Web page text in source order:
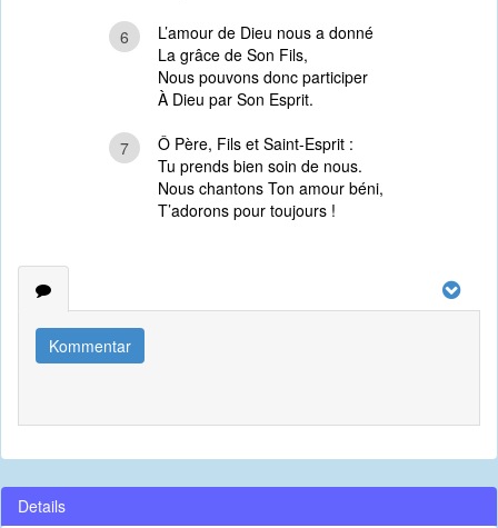
6
L’amour de Dieu nous a donné
La grâce de Son Fils,
Nous pouvons donc participer
À Dieu par Son Esprit.
7
Ô Père, Fils et Saint-Esprit :
Tu prends bien soin de nous.
Nous chantons Ton amour béni,
T’adorons pour toujours !
Kommentar
Details